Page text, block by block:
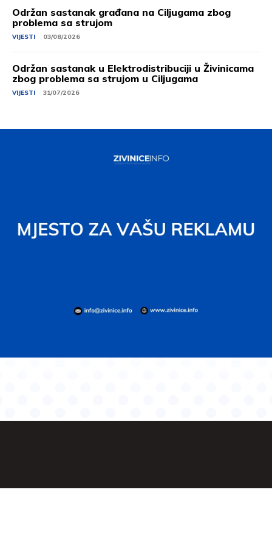
Održan sastanak građana na Ciljugama zbog
problema sa strujom
VIJESTI 03/08/2026
Održan sastanak u Elektrodistribuciji u Živinicama
zbog problema sa strujom u Ciljugama
VIJESTI 31/07/2026